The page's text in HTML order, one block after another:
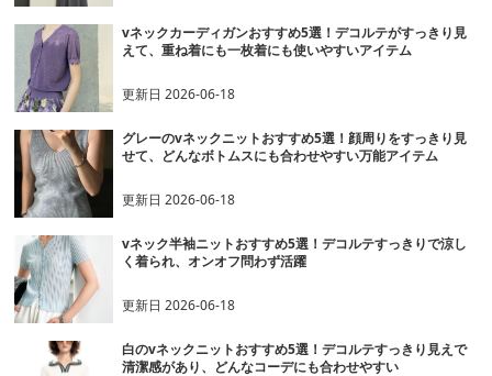
vネックカーディガンおすすめ5選！デコルテがすっきり見
えて、重ね着にも一枚着にも使いやすいアイテム
更新日2026-06-18
グレーのvネックニットおすすめ5選！顔周りをすっきり見
せて、どんなボトムスにも合わせやすい万能アイテム
更新日2026-06-18
vネック半袖ニットおすすめ5選！デコルテすっきりで涼し
く着られ、オンオフ問わず活躍
更新日2026-06-18
白のvネックニットおすすめ5選！デコルテすっきり見えで
清潔感があり、どんなコーデにも合わせやすい